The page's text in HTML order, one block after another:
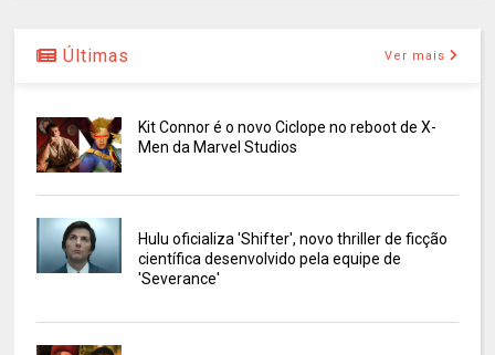
Últimas Ver mais
Kit Connor é o novo Ciclope no reboot de X-
Men da Marvel Studios
Hulu oficializa 'Shifter', novo thriller de ficção
científica desenvolvido pela equipe de
'Severance'